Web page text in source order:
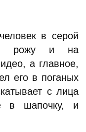
в серой
рожу и на
а главное,
его в поганых
с лица
в шапочку, и